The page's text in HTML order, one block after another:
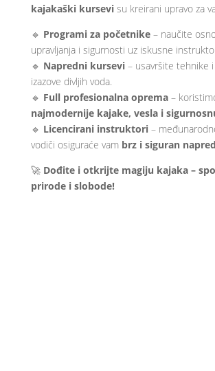
kajakaški kursevisu kreirani upravo za
🔹 Programi za početnike– naučite
upravljanja i sigurnosti uz iskusne
🔹 Napredni kursevi– usavršite tehnike i
izazove divljih voda.
🔹 Full profesionalna oprema–
najmodernije kajake, vesla i
🔹 Licencirani instruktori–
vodiči osiguraće vam brz i siguran
🚀 Dođite i otkrijte magiju kajaka –
prirode i slobode!